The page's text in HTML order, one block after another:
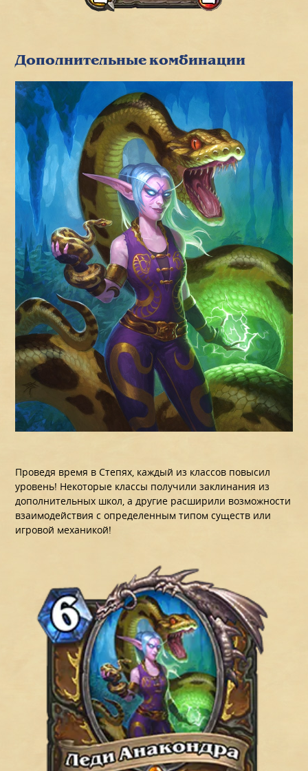
Дополнительные комбинации
Проведя время в Степях, каждый из классов повысил
уровень! Некоторые классы получили заклинания из
дополнительных школ, а другие расширили возможности
взаимодействия с определенным типом существ или
игровой механикой!